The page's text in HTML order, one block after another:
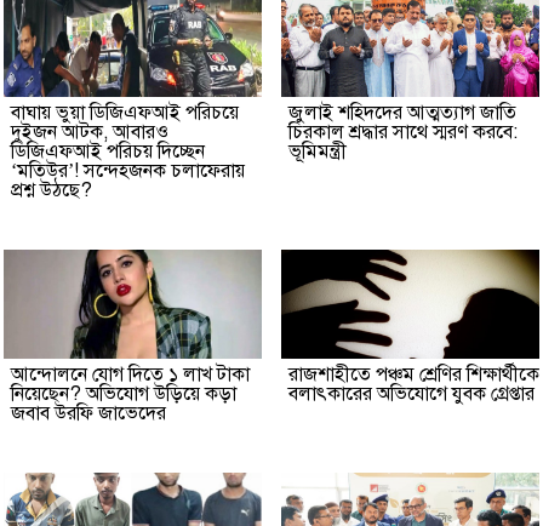
বাঘায় ভুয়া ডিজিএফআই পরিচয়ে
দুইজন আটক, আবারও
ডিজিএফআই পরিচয় দিচ্ছেন
‘মতিউর’! সন্দেহজনক চলাফেরায়
প্রশ্ন উঠছে?
জুলাই শহিদদের আত্মত্যাগ জাতি
চিরকাল শ্রদ্ধার সাথে স্মরণ করবে:
ভূমিমন্ত্রী
আন্দোলনে যোগ দিতে ১ লাখ টাকা
নিয়েছেন? অভিযোগ উড়িয়ে কড়া
জবাব উরফি জাভেদের
রাজশাহীতে পঞ্চম শ্রেণির শিক্ষার্থীকে
বলাৎকারের অভিযোগে যুবক গ্রেপ্তার